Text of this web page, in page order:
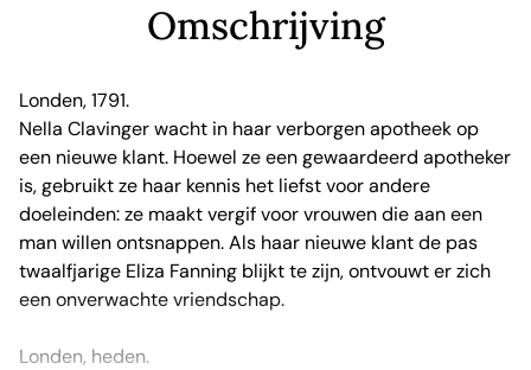
Omschrijving
Londen, 1791.
Nella Clavinger wacht in haar verborgen apotheek op
een nieuwe klant. Hoewel ze een gewaardeerd apotheker
is, gebruikt ze haar kennis het liefst voor andere
doeleinden: ze maakt vergif voor vrouwen die aan een
man willen ontsnappen. Als haar nieuwe klant de pas
twaalfjarige Eliza Fanning blijkt te zijn, ontvouwt er zich
een onverwachte vriendschap.
Londen, heden.